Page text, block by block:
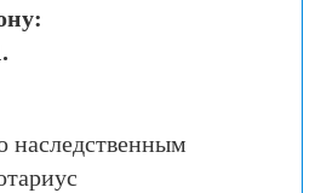
наследственным